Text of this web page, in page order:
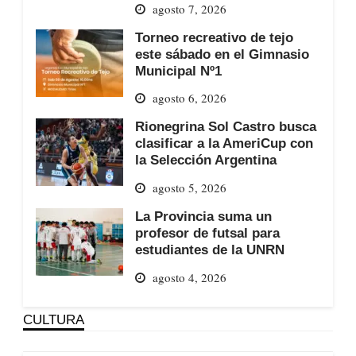
agosto 7, 2026
Torneo recreativo de tejo
este sábado en el Gimnasio
Municipal Nº1
agosto 6, 2026
Rionegrina Sol Castro busca
clasificar a la AmeriCup con
la Selección Argentina
agosto 5, 2026
La Provincia suma un
profesor de futsal para
estudiantes de la UNRN
agosto 4, 2026
CULTURA